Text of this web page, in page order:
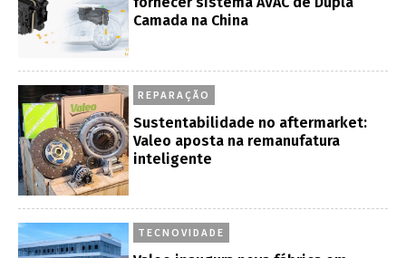
Camada na China
REPARAÇÃO
Sustentabilidade no aftermarket:
Valeo aposta na remanufatura
inteligente
TECNOVIDADE